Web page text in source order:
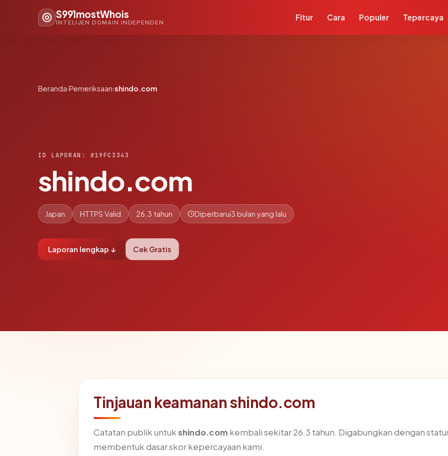
S991mostWhois
INTELIJEN DOMAIN INDEPENDEN
Fitur Cara Populer Tepercaya
Beranda›Pemeriksaan›shindo.com
ID LAPORAN: #19FC3343
shindo.com
Japan HTTPS Valid 26.3 tahun Diperbarui3 bulan yang lalu
Laporan lengkap ↓ Cek Gratis
Tinjauan keamanan shindo.com
Catatan publik untukshindo.com kembali sekitar 26.3 tahun. Digabungkan dengan
membentuk dasar skor kepercayaan kami.